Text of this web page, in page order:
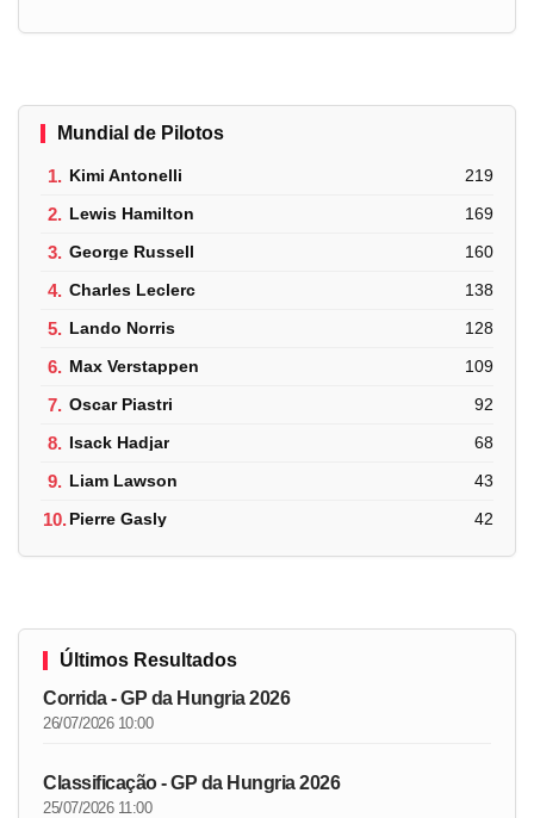
Mundial de Pilotos
1. Kimi Antonelli 219
2. Lewis Hamilton 169
3. George Russell 160
4. Charles Leclerc 138
5. Lando Norris 128
6. Max Verstappen 109
7. Oscar Piastri 92
8. Isack Hadjar 68
9. Liam Lawson 43
10.Pierre Gasly 42
Últimos Resultados
Corrida - GP da Hungria 2026
26/07/2026 10:00
Classificação - GP da Hungria 2026
25/07/2026 11:00